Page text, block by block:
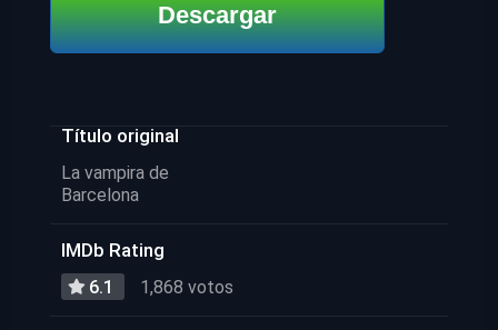
Descargar
Título original
La vampira de
Barcelona
IMDb Rating
6.1 1,868 votos